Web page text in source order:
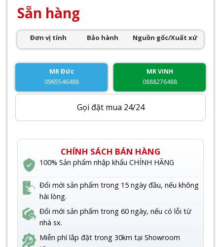
Sẵn hàng
Đơn vị tính Bảo hành Nguồn gốc/Xuất xứ
MR Đức
0965546488
MR VINH
0888276488
Gọi đặt mua 24/24
CHÍNH SÁCH BÁN HÀNG
100% Sản phẩm nhập khẩu CHÍNH HÃNG
Đổi mới sản phẩm trong 15 ngày đầu, nếu không
hài lòng.
Đổi mới sản phẩm trong 60 ngày, nếu có lỗi từ
nhà sx.
Miễn phí lắp đặt trong 30km tại Showroom